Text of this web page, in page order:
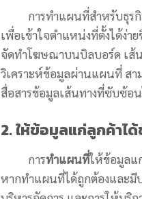
การทำแผนที่สำหรับธุรกิจ
เพื่อเข้าใจตำแหน่งที่ตั้งได้ง่
จัดทำโฆษณาบนบิลบอร์ด เส้น
วิเคราะห์ข้อมูลผ่านแผนที่ สา
สื่อสารข้อมูลเส้นทางที่ซับซ้อน
2. ให้ข้อมูลแก่ลูกค้าไ
การทำแผนที่ให้ข้อมูลแ
หากทำแผนที่ได้ถูกต้องและมี